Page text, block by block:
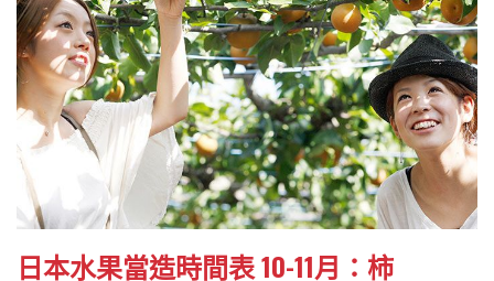
日本水果當造時間表 10-11月：柿